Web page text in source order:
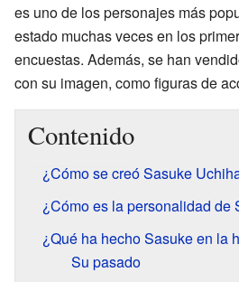
es uno de los personajes más
estado muchas veces en los
encuestas. Además, se han
con su imagen, como figuras de
Contenido
¿Cómo se creó Sasuke
¿Cómo es la personalidad de
¿Qué ha hecho Sasuke en la
Su pasado